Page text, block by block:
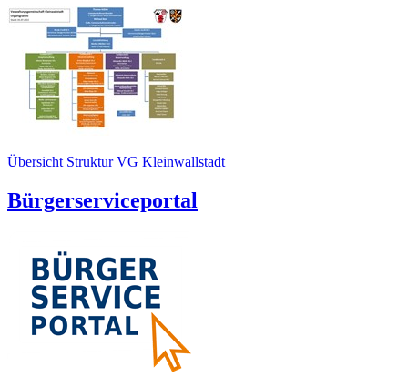
Übersicht Struktur VG Kleinwallstadt
Bürgerserviceportal